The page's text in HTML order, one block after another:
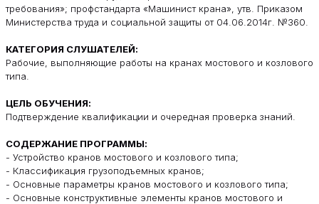
требования»; профстандарта «Машинист крана», утв. Приказом
Министерства труда и социальной защиты от 04.06.2014г. №360.
КАТЕГОРИЯ СЛУШАТЕЛЕЙ:
Рабочие, выполняющие работы на кранах мостового и козлового
типа.
ЦЕЛЬ ОБУЧЕНИЯ:
Подтверждение квалификации и очередная проверка знаний.
СОДЕРЖАНИЕ ПРОГРАММЫ:
- Устройство кранов мостового и козлового типа;
- Классификация грузоподъемных кранов;
- Основные параметры кранов мостового и козлового типа;
- Основные конструктивные элементы кранов мостового и